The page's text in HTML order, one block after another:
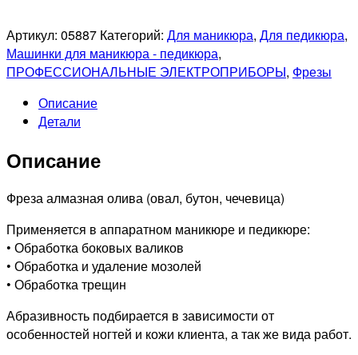
Артикул: 05887 Категорий: Для маникюра, Для педикюра,
Машинки для маникюра - педикюра,
ПРОФЕССИОНАЛЬНЫЕ ЭЛЕКТРОПРИБОРЫ, Фрезы
Описание
Детали
Описание
Фреза алмазная олива (овал, бутон, чечевица)
Применяется в аппаратном маникюре и педикюре:
• Обработка боковых валиков
• Обработка и удаление мозолей
• Обработка трещин
Абразивность подбирается в зависимости от
особенностей ногтей и кожи клиента, а так же вида работ.